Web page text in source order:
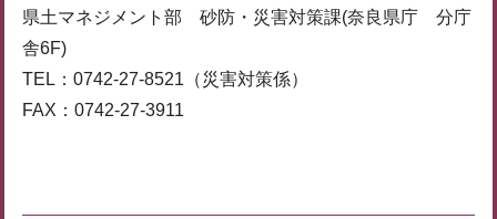
県土マネジメント部 砂防・災害対策課(奈良県庁 分庁
舎6F)
TEL：0742-27-8521（災害対策係）
FAX：0742-27-3911